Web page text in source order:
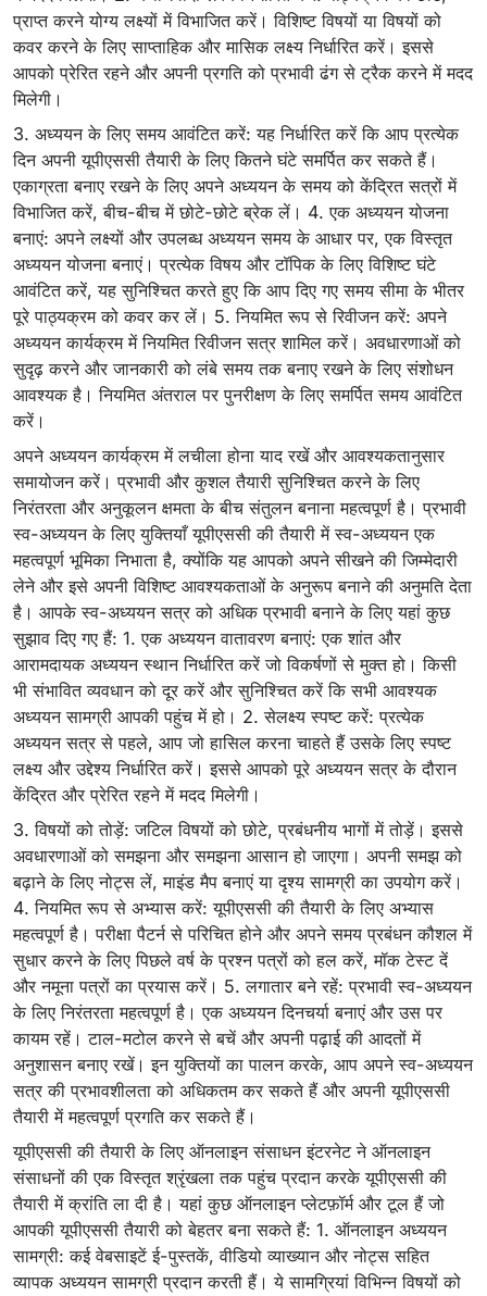
प्राप्त करने योग्य लक्ष्यों में विभाजित करें। विशिष्ट विषयों या विषयों को
कवर करने के लिए साप्ताहिक और मासिक लक्ष्य निर्धारित करें। इससे
आपको प्रेरित रहने और अपनी प्रगति को प्रभावी ढंग से ट्रैक करने में मदद
मिलेगी।
3. अध्ययन के लिए समय आवंटित करें: यह निर्धारित करें कि आप प्रत्येक
दिन अपनी यूपीएससी तैयारी के लिए कितने घंटे समर्पित कर सकते हैं।
एकाग्रता बनाए रखने के लिए अपने अध्ययन के समय को केंद्रित सत्रों में
विभाजित करें, बीच-बीच में छोटे-छोटे ब्रेक लें। 4. एक अध्ययन योजना
बनाएं: अपने लक्ष्यों और उपलब्ध अध्ययन समय के आधार पर, एक विस्तृत
अध्ययन योजना बनाएं। प्रत्येक विषय और टॉपिक के लिए विशिष्ट घंटे
आवंटित करें, यह सुनिश्चित करते हुए कि आप दिए गए समय सीमा के भीतर
पूरे पाठ्यक्रम को कवर कर लें। 5. नियमित रूप से रिवीजन करें: अपने
अध्ययन कार्यक्रम में नियमित रिवीजन सत्र शामिल करें। अवधारणाओं को
सुदृढ़ करने और जानकारी को लंबे समय तक बनाए रखने के लिए संशोधन
आवश्यक है। नियमित अंतराल पर पुनरीक्षण के लिए समर्पित समय आवंटित
करें।
अपने अध्ययन कार्यक्रम में लचीला होना याद रखें और आवश्यकतानुसार
समायोजन करें। प्रभावी और कुशल तैयारी सुनिश्चित करने के लिए
निरंतरता और अनुकूलन क्षमता के बीच संतुलन बनाना महत्वपूर्ण है। प्रभावी
स्व-अध्ययन के लिए युक्तियाँ यूपीएससी की तैयारी में स्व-अध्ययन एक
महत्वपूर्ण भूमिका निभाता है, क्योंकि यह आपको अपने सीखने की जिम्मेदारी
लेने और इसे अपनी विशिष्ट आवश्यकताओं के अनुरूप बनाने की अनुमति देता
है। आपके स्व-अध्ययन सत्र को अधिक प्रभावी बनाने के लिए यहां कुछ
सुझाव दिए गए हैं: 1. एक अध्ययन वातावरण बनाएं: एक शांत और
आरामदायक अध्ययन स्थान निर्धारित करें जो विकर्षणों से मुक्त हो। किसी
भी संभावित व्यवधान को दूर करें और सुनिश्चित करें कि सभी आवश्यक
अध्ययन सामग्री आपकी पहुंच में हो। 2. सेलक्ष्य स्पष्ट करें: प्रत्येक
अध्ययन सत्र से पहले, आप जो हासिल करना चाहते हैं उसके लिए स्पष्ट
लक्ष्य और उद्देश्य निर्धारित करें। इससे आपको पूरे अध्ययन सत्र के दौरान
केंद्रित और प्रेरित रहने में मदद मिलेगी।
3. विषयों को तोड़ें: जटिल विषयों को छोटे, प्रबंधनीय भागों में तोड़ें। इससे
अवधारणाओं को समझना और समझना आसान हो जाएगा। अपनी समझ को
बढ़ाने के लिए नोट्स लें, माइंड मैप बनाएं या दृश्य सामग्री का उपयोग करें।
4. नियमित रूप से अभ्यास करें: यूपीएससी की तैयारी के लिए अभ्यास
महत्वपूर्ण है। परीक्षा पैटर्न से परिचित होने और अपने समय प्रबंधन कौशल में
सुधार करने के लिए पिछले वर्ष के प्रश्न पत्रों को हल करें, मॉक टेस्ट दें
और नमूना पत्रों का प्रयास करें। 5. लगातार बने रहें: प्रभावी स्व-अध्ययन
के लिए निरंतरता महत्वपूर्ण है। एक अध्ययन दिनचर्या बनाएं और उस पर
कायम रहें। टाल-मटोल करने से बचें और अपनी पढ़ाई की आदतों में
अनुशासन बनाए रखें। इन युक्तियों का पालन करके, आप अपने स्व-अध्ययन
सत्र की प्रभावशीलता को अधिकतम कर सकते हैं और अपनी यूपीएससी
तैयारी में महत्वपूर्ण प्रगति कर सकते हैं।
यूपीएससी की तैयारी के लिए ऑनलाइन संसाधन इंटरनेट ने ऑनलाइन
संसाधनों की एक विस्तृत श्रृंखला तक पहुंच प्रदान करके यूपीएससी की
तैयारी में क्रांति ला दी है। यहां कुछ ऑनलाइन प्लेटफ़ॉर्म और टूल हैं जो
आपकी यूपीएससी तैयारी को बेहतर बना सकते हैं: 1. ऑनलाइन अध्ययन
सामग्री: कई वेबसाइटें ई-पुस्तकें, वीडियो व्याख्यान और नोट्स सहित
व्यापक अध्ययन सामग्री प्रदान करती हैं। ये सामग्रियां विभिन्न विषयों को